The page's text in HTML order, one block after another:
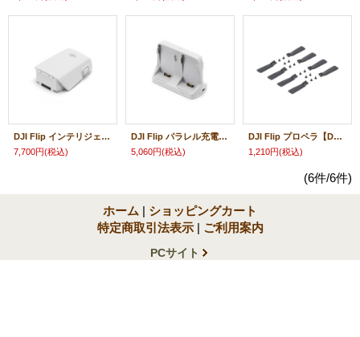
DJI Flip インテリジェント フライトバッテリー【DJI Flip】22940
7,700円(税込)
DJI Flip パラレル充電ハブ【DJI Flip】22949
5,060円(税込)
DJI Flip プロペラ【DJI Flip】22950
1,210円(税込)
(6件/6件)
ホーム | ショッピングカート
特定商取引法表示 | ご利用案内
PCサイト